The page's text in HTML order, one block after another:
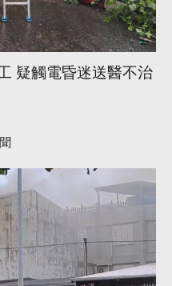
疑觸電昏迷送醫不治